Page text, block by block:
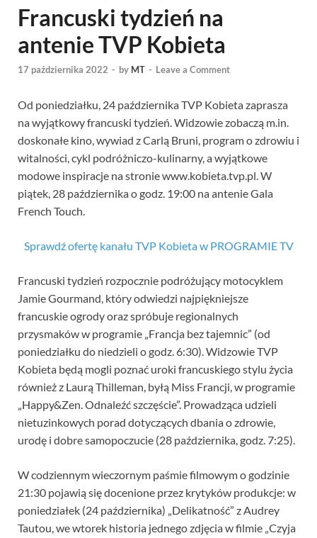
Francuski tydzień na
antenie TVP Kobieta
17 października 2022 - by MT - Leave a Comment
Od poniedziałku, 24 października TVP Kobieta zaprasza
na wyjątkowy francuski tydzień. Widzowie zobaczą m.in.
doskonałe kino, wywiad z Carlą Bruni, program o zdrowiu i
witalności, cykl podróżniczo-kulinarny, a wyjątkowe
modowe inspiracje na stronie www.kobieta.tvp.pl. W
piątek, 28 października o godz. 19:00 na antenie Gala
French Touch.
Sprawdź ofertę kanału TVP Kobieta w PROGRAMIE TV
Francuski tydzień rozpocznie podróżujący motocyklem
Jamie Gourmand, który odwiedzi najpiękniejsze
francuskie ogrody oraz spróbuje regionalnych
przysmaków w programie „Francja bez tajemnic” (od
poniedziałku do niedzieli o godz. 6:30). Widzowie TVP
Kobieta będą mogli poznać uroki francuskiego stylu życia
również z Laurą Thilleman, byłą Miss Francji, w programie
„Happy&Zen. Odnaleźć szczęście”. Prowadząca udzieli
nietuzinkowych porad dotyczących dbania o zdrowie,
urodę i dobre samopoczucie (28 października, godz. 7:25).
W codziennym wieczornym paśmie filmowym o godzinie
21:30 pojawią się docenione przez krytyków produkcje: w
poniedziałek (24 października) „Delikatność” z Audrey
Tautou, we wtorek historia jednego zdjęcia w filmie „Czyja